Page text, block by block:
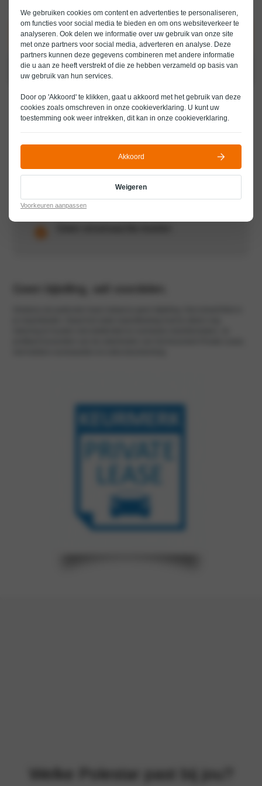
We gebruiken cookies om content en advertenties te personaliseren,
om functies voor social media te bieden en om ons websiteverkeer te
analyseren. Ook delen we informatie over uw gebruik van onze site
met onze partners voor social media, adverteren en analyse. Deze
partners kunnen deze gegevens combineren met andere informatie
die u aan ze heeft verstrekt of die ze hebben verzameld op basis van
uw gebruik van hun services.
Door op 'Akkoord' te klikken, gaat u akkoord met het gebruik van deze
cookies zoals omschreven in onze cookieverklaring. U kunt uw
toestemming ook weer intrekken, dit kan in onze cookieverklaring.
Akkoord
Weigeren
Voorkeuren aanpassen
Offerte aanvragen
Proefrit plannen
Vast maandbedrag
auto
Inclusief onderhoud, APK en
Flexibele looptijden
Welke Polestar past bij jou?